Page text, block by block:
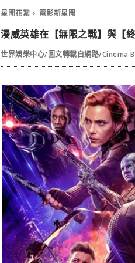
星聞花絮 電影新星聞
漫威英雄在【無限之戰】與【
世界娛樂中心/圖文轉載自網路/